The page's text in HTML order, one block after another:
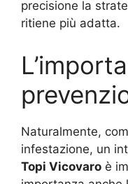
precisione la
ritiene più adatta.
Naturalmente,
infestazione, un
Topi Vicovaro è